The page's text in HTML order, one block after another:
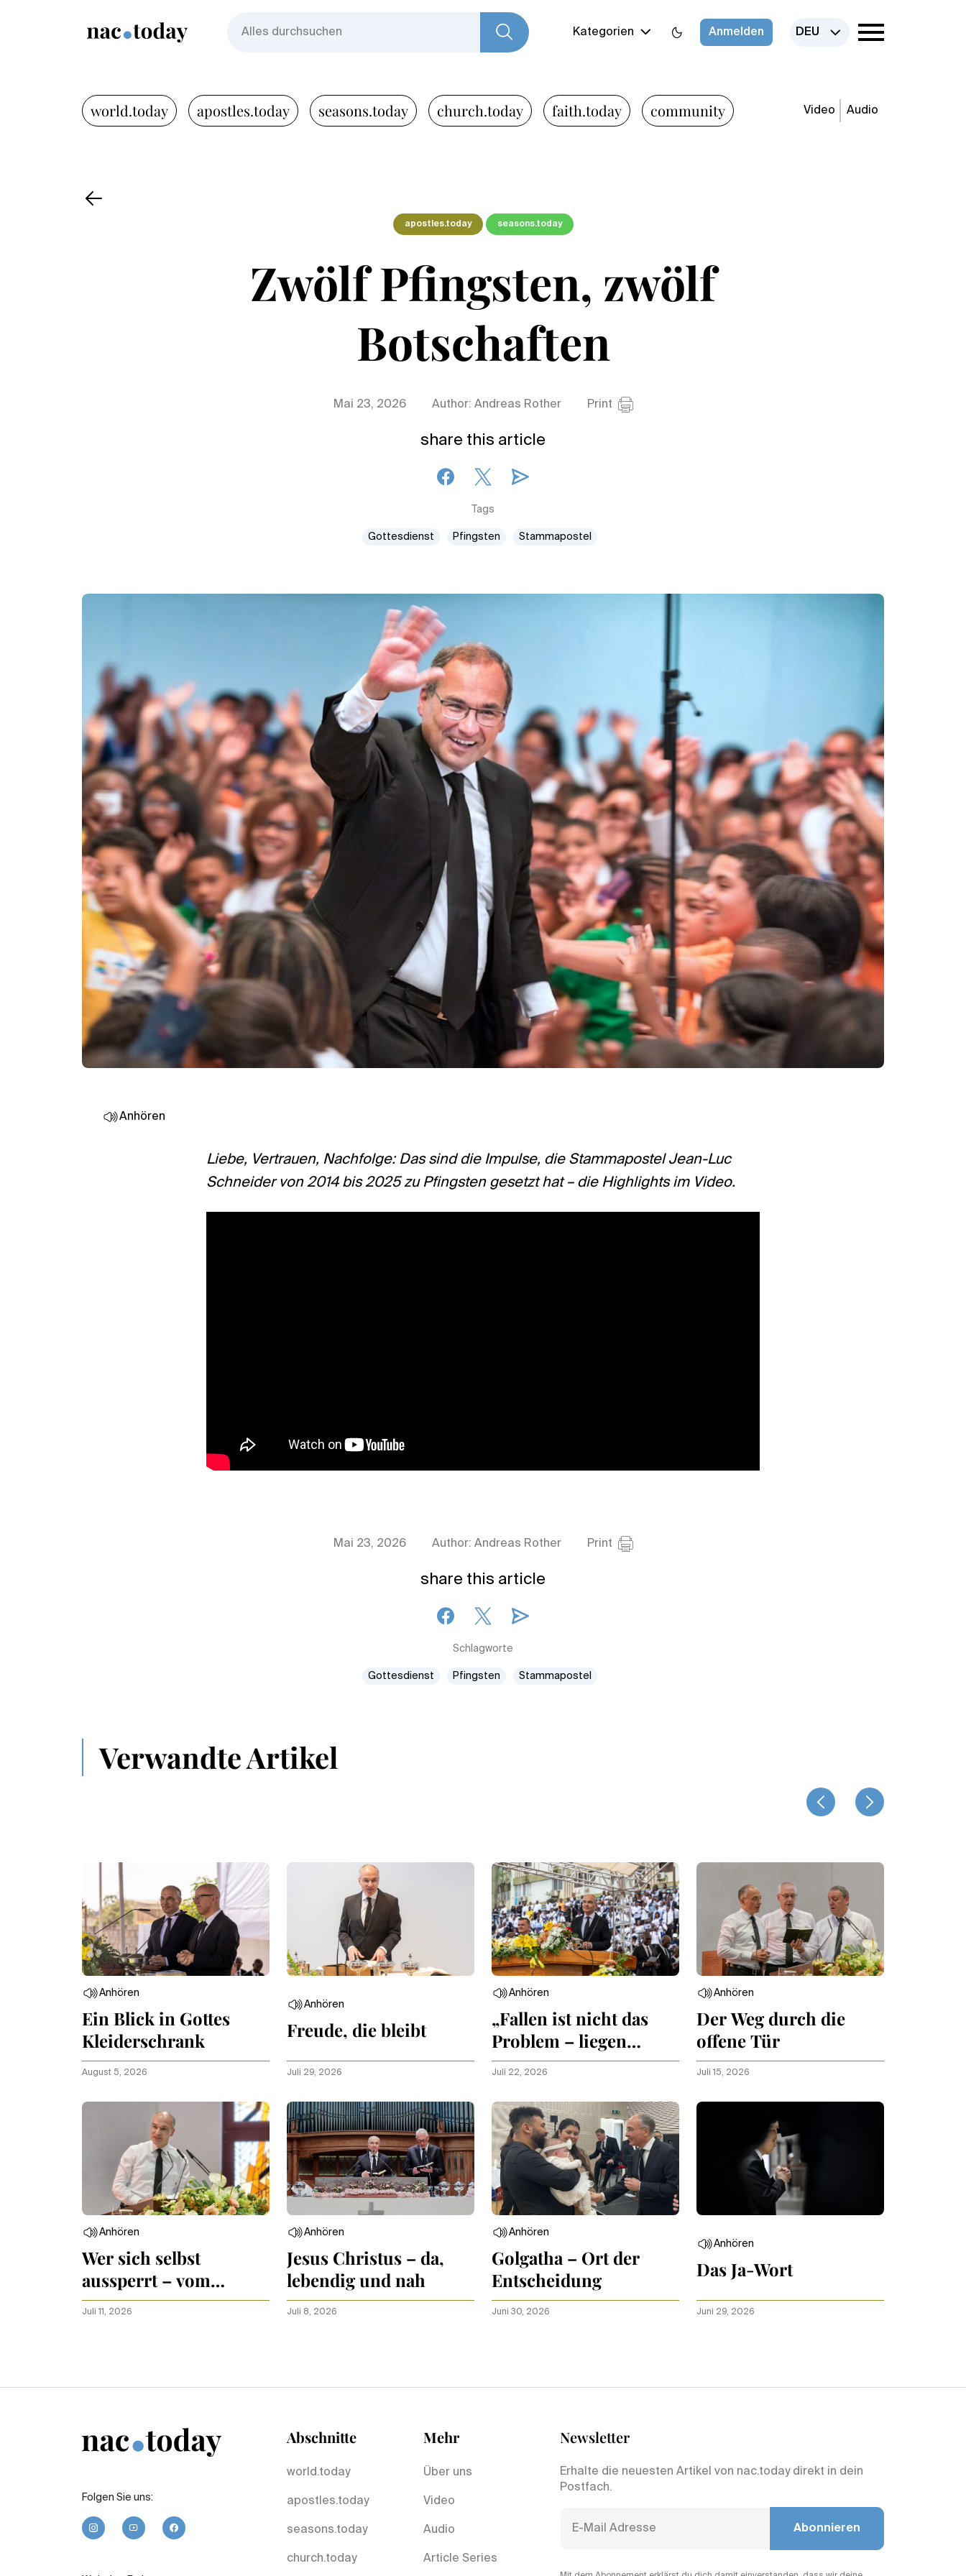
Kategorien Anmelden DEU
world.today apostles.today seasons.today church.today faith.today community Video Audio
apostles.today seasons.today
Zwölf Pfingsten, zwölf
Botschaften
Mai 23, 2026 Author: Andreas Rother Print
share this article
Tags
Gottesdienst Pfingsten Stammapostel
Anhören
Liebe, Vertrauen, Nachfolge: Das sind die Impulse, die Stammapostel Jean-Luc
Schneider von 2014 bis 2025 zu Pfingsten gesetzt hat – die Highlights im Video.
Mai 23, 2026 Author: Andreas Rother Print
share this article
Schlagworte
Gottesdienst Pfingsten Stammapostel
Verwandte Artikel
Anhören
Ein Blick in Gottes
Kleiderschrank
August 5, 2026
Anhören
Freude, die bleibt
Juli 29, 2026
Anhören
„Fallen ist nicht das
Problem – liegen
bleiben schon“
Juli 22, 2026
Anhören
Der Weg durch die
offene Tür
Juli 15, 2026
Anhören
Wer sich selbst
aussperrt – vom
Himmel
Juli 11, 2026
Anhören
Jesus Christus – da,
lebendig und nah
Juli 8, 2026
Anhören
Golgatha – Ort der
Entscheidung
Juni 30, 2026
Anhören
Das Ja-Wort
Juni 29, 2026
Folgen Sie uns:
Abschnitte
world.today
apostles.today
seasons.today
church.today
Mehr
Über uns
Video
Audio
Article Series
Newsletter
Erhalte die neuesten Artikel von nac.today direkt in dein
Postfach.
Abonnieren